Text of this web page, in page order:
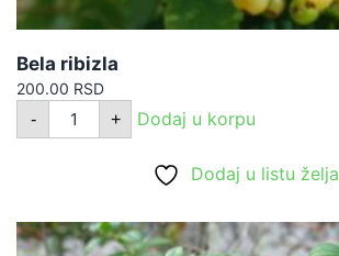
Bela ribizla
200.00 RSD
-
Bela
ribizla
količina
+ Dodaj u korpu
Dodaj u listu želja